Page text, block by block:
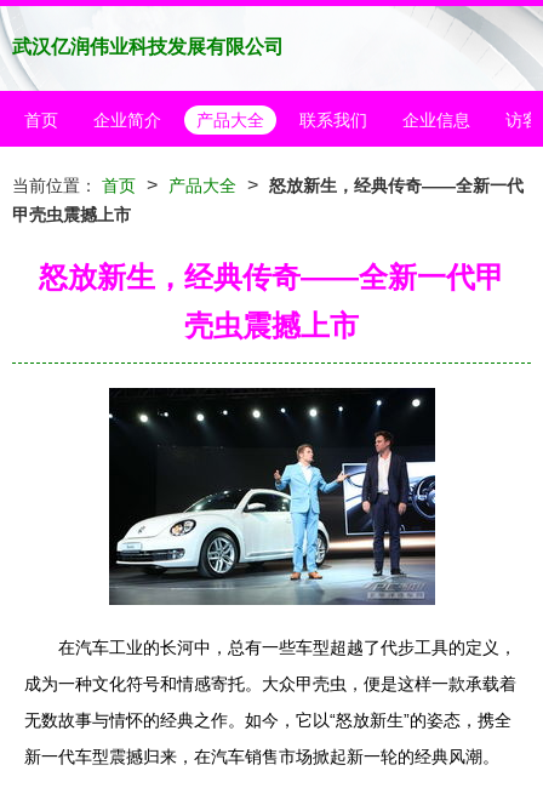
武汉亿润伟业科技发展有限公司
首页 企业简介 产品大全 联系我们 企业信息 访客
当前位置： 首页 > 产品大全 > 怒放新生，经典传奇——全新一代
甲壳虫震撼上市
怒放新生，经典传奇——全新一代甲
壳虫震撼上市
在汽车工业的长河中，总有一些车型超越了代步工具的定义，
成为一种文化符号和情感寄托。大众甲壳虫，便是这样一款承载着
无数故事与情怀的经典之作。如今，它以“怒放新生”的姿态，携全
新一代车型震撼归来，在汽车销售市场掀起新一轮的经典风潮。